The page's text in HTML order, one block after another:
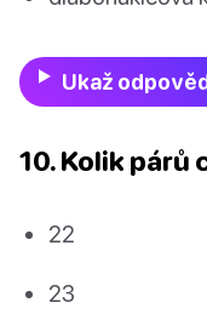
Ukaž
10. Kolik párů
22
23